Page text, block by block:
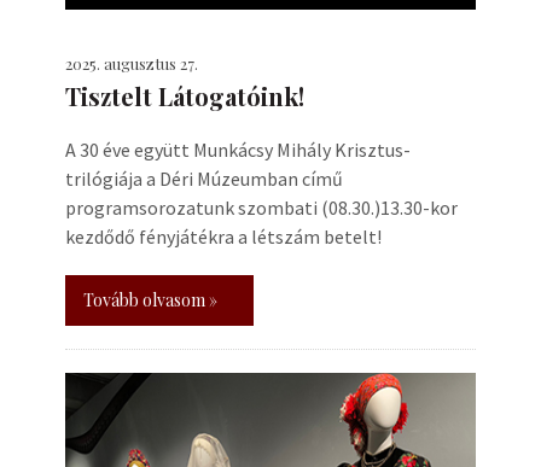
2025. augusztus 27.
Tisztelt Látogatóink!
A 30 éve együtt Munkácsy Mihály Krisztus-
trilógiája a Déri Múzeumban című
programsorozatunk szombati (08.30.)13.30-kor
kezdődő fényjátékra a létszám betelt!
Tovább olvasom »